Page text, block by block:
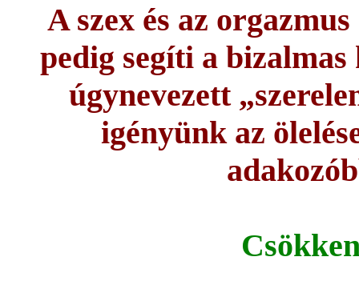
A szex és az
pedig segíti a
úgynevezett
igényünk az